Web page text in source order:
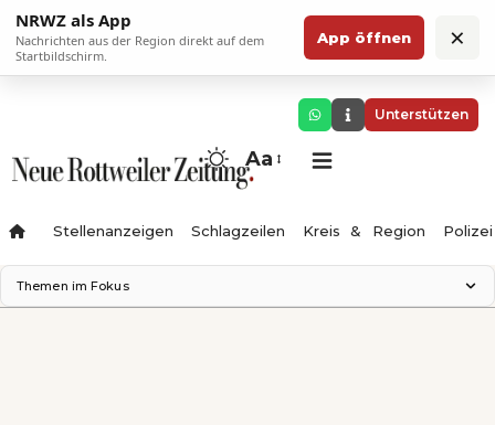
NRWZ als App
Nachrichten aus der Region direkt auf dem
Startbildschirm.
App öffnen ×
Unterstützen
Aa
Stellenanzeigen Schlagzeilen Kreis & Region Polizei
Themen im Fokus